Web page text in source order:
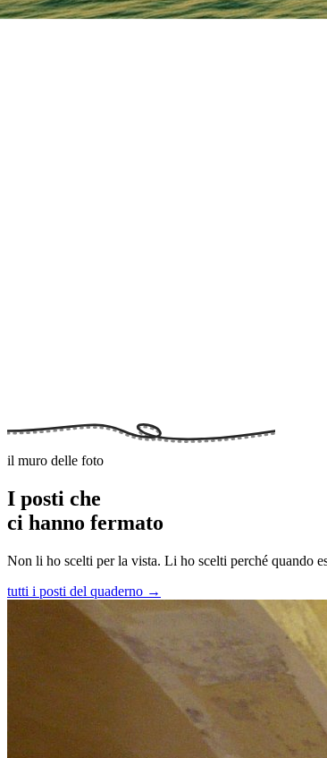
il muro delle foto
I posti che
ci hanno fermato
Non li ho scelti per la vista. Li ho scelti perché quando
tutti i posti del quaderno →